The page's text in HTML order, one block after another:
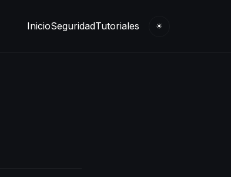
InicioSeguridadTutoriales ☀